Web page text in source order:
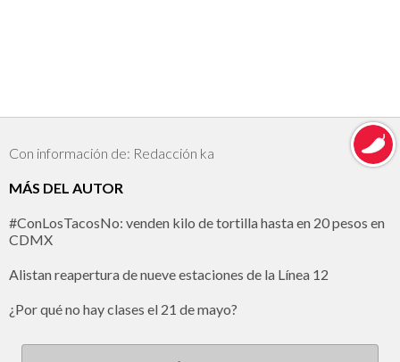
Con información de: Redacción ka
MÁS DEL AUTOR
#ConLosTacosNo: venden kilo de tortilla hasta en 20 pesos en
CDMX
Alistan reapertura de nueve estaciones de la Línea 12
¿Por qué no hay clases el 21 de mayo?